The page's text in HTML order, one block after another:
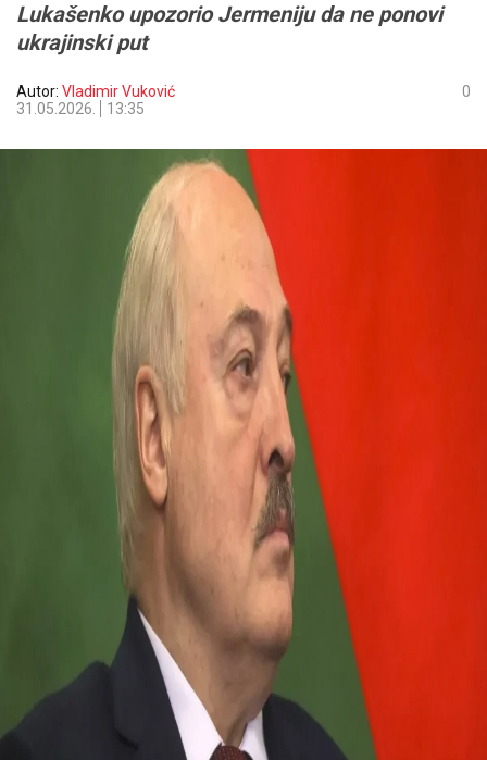
Lukašenko upozorio Jermeniju da ne ponovi
ukrajinski put
Autor: Vladimir Vuković
31.05.2026.
13:35
0